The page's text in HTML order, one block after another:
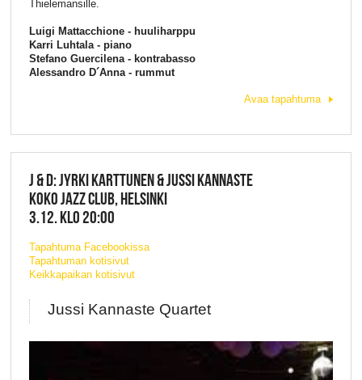
Thielemansille.
Luigi Mattacchione - huuliharppu
Karri Luhtala - piano
Stefano Guercilena - kontrabasso
Alessandro D´Anna - rummut
Avaa tapahtuma
J & D: JYRKI KARTTUNEN & JUSSI KANNASTE
KOKO JAZZ CLUB, HELSINKI
3.12. KLO 20:00
Tapahtuma Facebookissa
Tapahtuman kotisivut
Keikkapaikan kotisivut
Jussi Kannaste Quartet